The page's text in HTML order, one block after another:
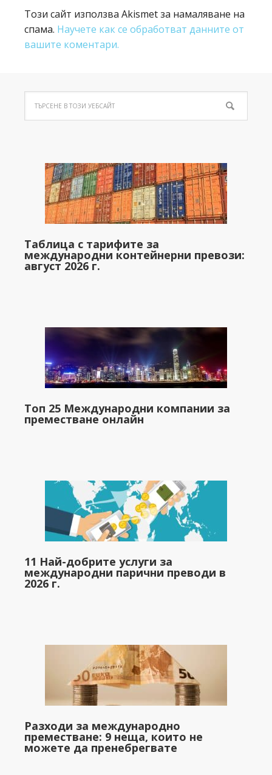
Този сайт използва Akismet за намаляване на
спама. Научете как се обработват данните от
вашите коментари.
Таблица с тарифите за
международни контейнерни превози:
август 2026 г.
Топ 25 Международни компании за
преместване онлайн
11 Най-добрите услуги за
международни парични преводи в
2026 г.
Разходи за международно
преместване: 9 неща, които не
можете да пренебрегвате